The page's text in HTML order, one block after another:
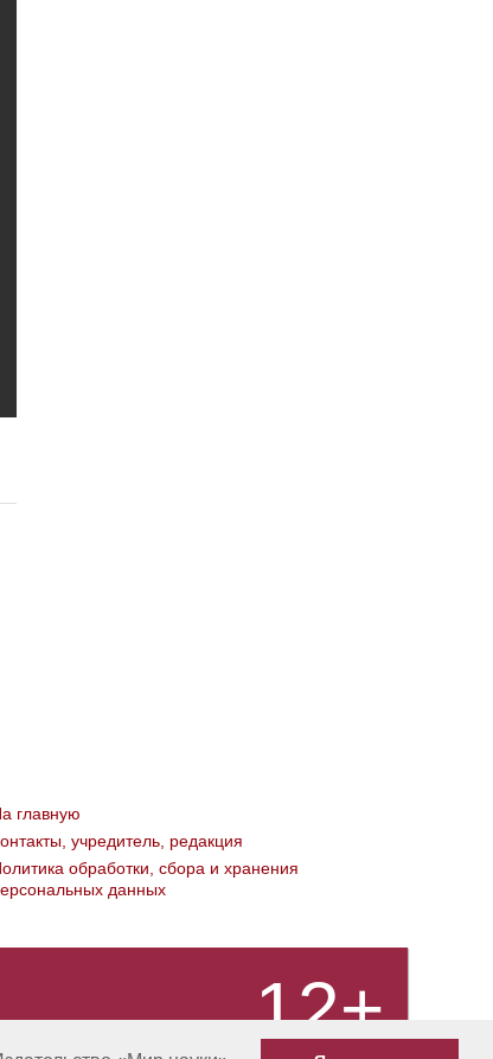
главную
учредитель, редакция
обработки, сбора и хранения
данных
12+